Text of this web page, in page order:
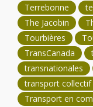
Terrebonne
The Jacobin
Tourbières
TransCanada
transnationales
transport
Transport en